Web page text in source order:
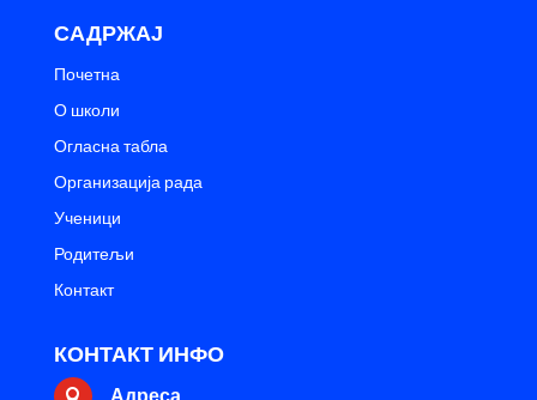
САДРЖАЈ
Почетна
О школи
Огласна табла
Организација рада
Ученици
Родитељи
Контакт
КОНТАКТ ИНФО